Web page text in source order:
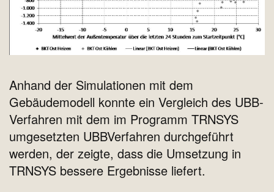
Anhand der Simulationen mit dem
Gebäudemodell konnte ein Vergleich des UBB‐
Verfahren mit dem im Programm TRNSYS
umgesetzten UBBVerfahren durchgeführt
werden, der zeigte, dass die Umsetzung in
TRNSYS bessere Ergebnisse liefert.